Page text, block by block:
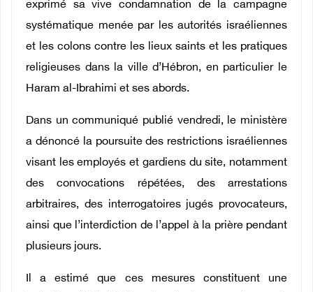
English
exprimé sa vive condamnation de la campagne
systématique menée par les autorités israéliennes
et les colons contre les lieux saints et les pratiques
religieuses dans la ville d’Hébron, en particulier le
Haram al-Ibrahimi et ses abords.
Dans un communiqué publié vendredi, le ministère
a dénoncé la poursuite des restrictions israéliennes
visant les employés et gardiens du site, notamment
des convocations répétées, des arrestations
arbitraires, des interrogatoires jugés provocateurs,
ainsi que l’interdiction de l’appel à la prière pendant
plusieurs jours.
Il a estimé que ces mesures constituent une